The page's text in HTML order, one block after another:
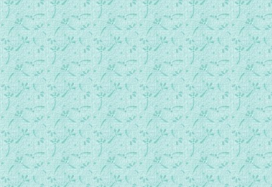
艾赛尼亚和平福音__第4册第4节-2（本书完，愿一切生命得